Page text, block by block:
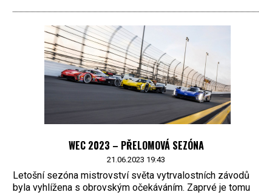
WEC 2023 – PŘELOMOVÁ SEZÓNA
21.06.2023 19:43
Letošní sezóna mistrovství světa vytrvalostních závodů
byla vyhlížena s obrovským očekáváním. Zaprvé je tomu